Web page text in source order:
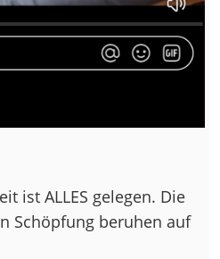
ist ALLES gelegen. Die
Schöpfung beruhen auf